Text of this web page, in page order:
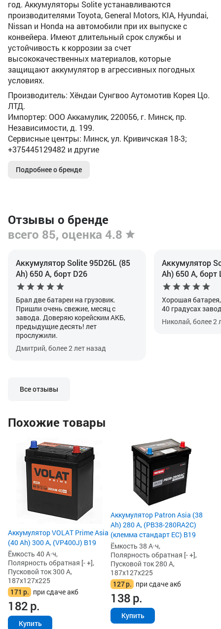
год. Аккумуляторы Solite устанавливаются
производителями Toyota, General Motors, KIA, Hyundai,
Nissan и Honda на автомобили при их выпуске с
конвейера. Имеют длительный срок службы и
устойчивость к коррозии за счет
высококачественных материалов, которые
защищают аккумулятор в агрессивных погодных
условиях.
Производитель: Хёндаи Сунгвоо Аутомотив Корея Цо.
ЛТД.
Импортер: ООО Аккамулик, 220056, г. Минск, пр.
Независимости, д. 199.
Сервисные центры: Минск, ул. Кривичская 18-3;
+375445129482 и другие
Подробнее о бренде
Отзывы о бренде
всего 85, оценка 4.8
Аккумулятор Solite 95D26L (85
Ah) 650 А, борт D26
Брал две батареи на грузовик.
Пришли очень свежие, месяц с
завода. Доверяю корейским АКБ,
предыдущие десять! лет
прослужили.
Дмитрий, более 2 лет назад
Аккумулятор
Ah) 650 А, борт
Хорошая
40 градусах
Николай, более 2
Все отзывы
Похожие товары
Аккумулятор VOLAT Prime Asia
(40 Ah) 300 А, (VP400J) B19
Ёмкость 40 А·ч,
Полярность обратная [- +],
Пусковой ток 300 А,
187x127x225
171 р. при сдаче акб
182р.
Купить
Аккумулятор Patron Asia (38
Ah) 280 А, (PB38-280RA2C)
(клемма стандарт ЕС) B19
Ёмкость 38 А·ч,
Полярность обратная [- +],
Пусковой ток 280 А,
187x127x225
127р. при сдаче акб
138р.
Купить